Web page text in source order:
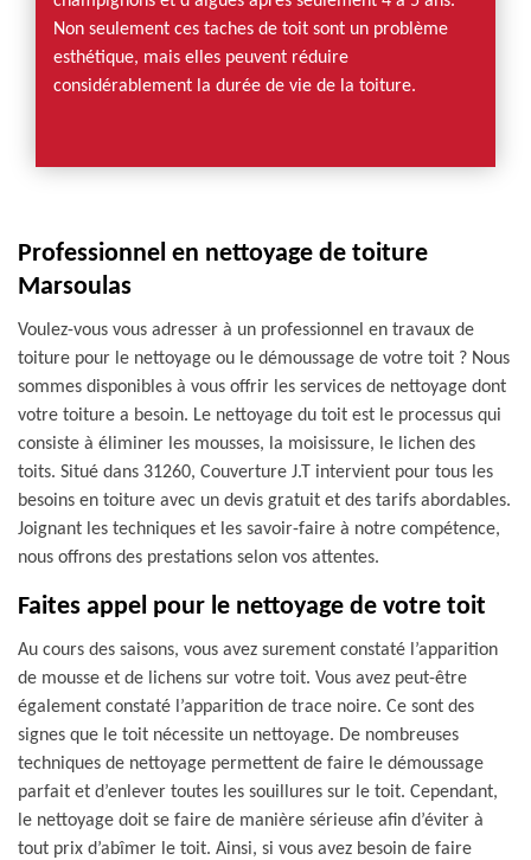
Non seulement ces taches de toit sont un problème
esthétique, mais elles peuvent réduire
considérablement la durée de vie de la toiture.
Professionnel en nettoyage de toiture
Marsoulas
Voulez-vous vous adresser à un professionnel en travaux de
toiture pour le nettoyage ou le démoussage de votre toit ? Nous
sommes disponibles à vous offrir les services de nettoyage dont
votre toiture a besoin. Le nettoyage du toit est le processus qui
consiste à éliminer les mousses, la moisissure, le lichen des
toits. Situé dans 31260, Couverture J.T intervient pour tous les
besoins en toiture avec un devis gratuit et des tarifs abordables.
Joignant les techniques et les savoir-faire à notre compétence,
nous offrons des prestations selon vos attentes.
Faites appel pour le nettoyage de votre toit
Au cours des saisons, vous avez surement constaté l’apparition
de mousse et de lichens sur votre toit. Vous avez peut-être
également constaté l’apparition de trace noire. Ce sont des
signes que le toit nécessite un nettoyage. De nombreuses
techniques de nettoyage permettent de faire le démoussage
parfait et d’enlever toutes les souillures sur le toit. Cependant,
le nettoyage doit se faire de manière sérieuse afin d’éviter à
tout prix d’abîmer le toit. Ainsi, si vous avez besoin de faire